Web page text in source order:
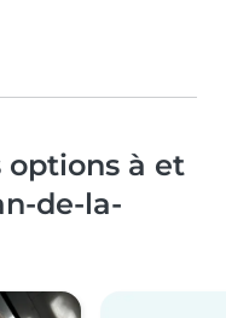
options à et
de-la-